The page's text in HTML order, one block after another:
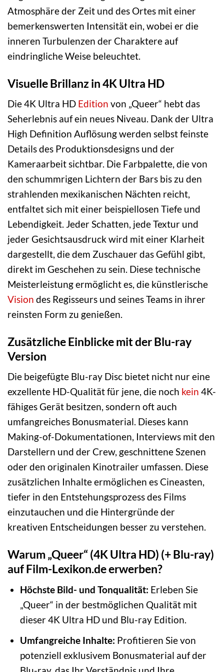
Atmosphäre der Zeit und des Ortes mit einer
bemerkenswerten Intensität ein, wobei er die
inneren Turbulenzen der Charaktere auf
eindringliche Weise beleuchtet.
Visuelle Brillanz in 4K Ultra HD
Die 4K Ultra HD Edition von „Queer“ hebt das
Seherlebnis auf ein neues Niveau. Dank der Ultra
High Definition Auflösung werden selbst feinste
Details des Produktionsdesigns und der
Kameraarbeit sichtbar. Die Farbpalette, die von
den schummrigen Lichtern der Bars bis zu den
strahlenden mexikanischen Nächten reicht,
entfaltet sich mit einer beispiellosen Tiefe und
Lebendigkeit. Jeder Schatten, jede Textur und
jeder Gesichtsausdruck wird mit einer Klarheit
dargestellt, die dem Zuschauer das Gefühl gibt,
direkt im Geschehen zu sein. Diese technische
Meisterleistung ermöglicht es, die künstlerische
Vision des Regisseurs und seines Teams in ihrer
reinsten Form zu genießen.
Zusätzliche Einblicke mit der Blu-ray
Version
Die beigefügte Blu-ray Disc bietet nicht nur eine
exzellente HD-Qualität für jene, die noch kein 4K-
fähiges Gerät besitzen, sondern oft auch
umfangreiches Bonusmaterial. Dieses kann
Making-of-Dokumentationen, Interviews mit den
Darstellern und der Crew, geschnittene Szenen
oder den originalen Kinotrailer umfassen. Diese
zusätzlichen Inhalte ermöglichen es Cineasten,
tiefer in den Entstehungsprozess des Films
einzutauchen und die Hintergründe der
kreativen Entscheidungen besser zu verstehen.
Warum „Queer“ (4K Ultra HD) (+ Blu-ray)
auf Film-Lexikon.de erwerben?
Höchste Bild- und Tonqualität: Erleben Sie
„Queer“ in der bestmöglichen Qualität mit
dieser 4K Ultra HD und Blu-ray Edition.
Umfangreiche Inhalte: Profitieren Sie von
potenziell exklusivem Bonusmaterial auf der